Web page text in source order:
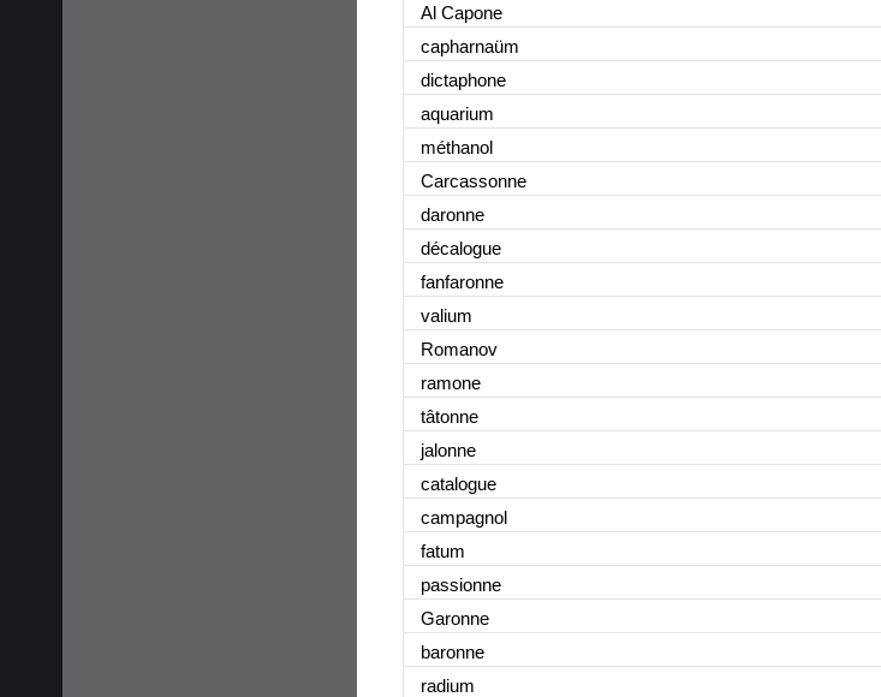
Al Capone
capharnaüm
dictaphone
aquarium
méthanol
Carcassonne
daronne
décalogue
fanfaronne
valium
Romanov
ramone
tâtonne
jalonne
catalogue
campagnol
fatum
passionne
Garonne
baronne
radium